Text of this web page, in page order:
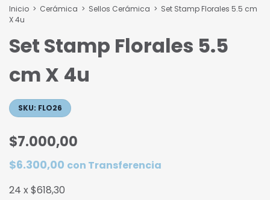
Inicio > Cerámica > Sellos Cerámica > Set Stamp Florales 5.5 cm
X 4u
Set Stamp Florales 5.5
cm X 4u
SKU: FLO26
$7.000,00
$6.300,00 con Transferencia
24 x$618,30